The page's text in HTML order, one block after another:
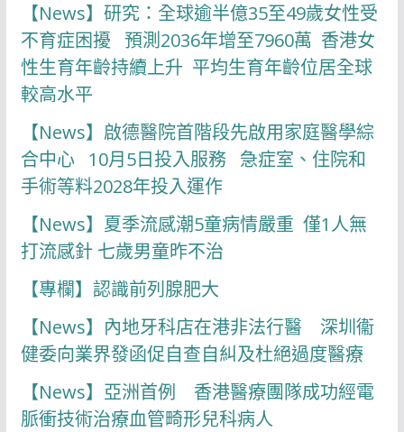
【News】研究：全球逾半億35至49歲女性受
不育症困擾 預測2036年增至7960萬 香港女
性生育年齡持續上升 平均生育年齡位居全球
較高水平
【News】啟德醫院首階段先啟用家庭醫學綜
合中心 10月5日投入服務 急症室、住院和
手術等料2028年投入運作
【News】夏季流感潮5童病情嚴重 僅1人無
打流感針 七歲男童昨不治
【專欄】認識前列腺肥大
【News】內地牙科店在港非法行醫 深圳衞
健委向業界發函促自查自糾及杜絕過度醫療
【News】亞洲首例 香港醫療團隊成功經電
脈衝技術治療血管畸形兒科病人